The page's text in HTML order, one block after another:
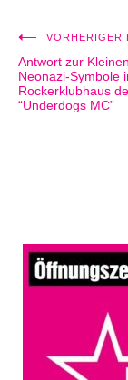
VORHERIGER
Antwort zur
Neonazi-Symbole
Rockerklubhaus
“Underdogs MC”